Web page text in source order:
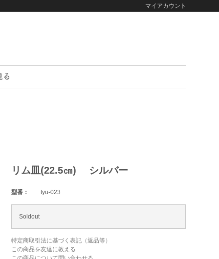
マイアカウント
リム皿(22.5㎝) シルバー
型番： tyu-023
Soldout
特定商取引法に基づく表記（返品等）
この商品を友達に教える